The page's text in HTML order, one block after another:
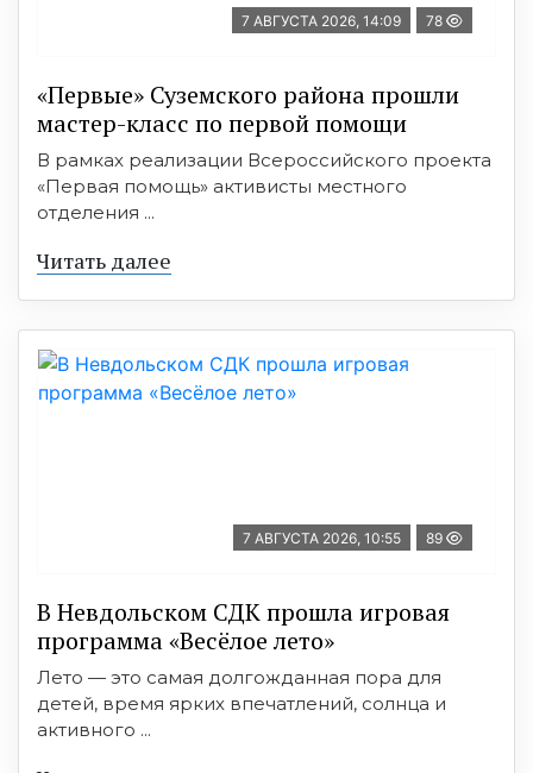
7 АВГУСТА 2026, 14:09 78
«Первые» Суземского района прошли
мастер-класс по первой помощи
В рамках реализации Всероссийского проекта
«Первая помощь» активисты местного
отделения ...
Читать далее
7 АВГУСТА 2026, 10:55 89
В Невдольском СДК прошла игровая
программа «Весёлое лето»
Лето — это самая долгожданная пора для
детей, время ярких впечатлений, солнца и
активного ...